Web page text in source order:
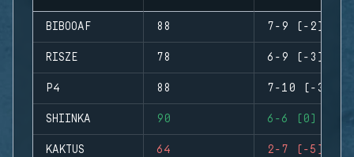
BIBOOAF 88 7-9 (-2)
RISZE 78 6-9 (-3)
P4 88 7-10 (-3)
SHIINKA 90 6-6 (0)
KAKTUS 64 2-7 (-5)